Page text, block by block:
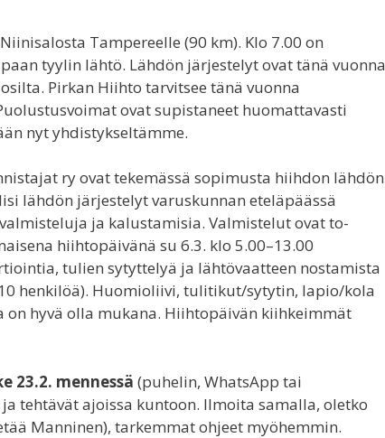
Tampereelle (90 km). Klo 7.00 on
tyylin lähtö. Lähdön järjestelyt ovat tänä vuonna
Pirkan Hiihto tarvitsee tänä vuonna
ovat supistaneet huomattavasti
nyt yhdistykseltämme.
ry ovat tekemässä sopimusta hiihdon lähdön
lähdön järjestelyt varuskunnan eteläpäässä
ja kalustamisia. Valmistelut ovat to-
hiihtopäivänä su 6.3. klo 5.00–13.00
tulien sytyttelyä ja lähtövaatteen nostamista
henkilöä). Huomioliivi, tulitikut/sytytin, lapio/kola
hyvä olla mukana. Hiihtopäivän kiihkeimmät
23.2. mennessä (puhelin, WhatsApp tai
tehtävät ajoissa kuntoon. Ilmoita samalla, oletko
Manninen), tarkemmat ohjeet myöhemmin.